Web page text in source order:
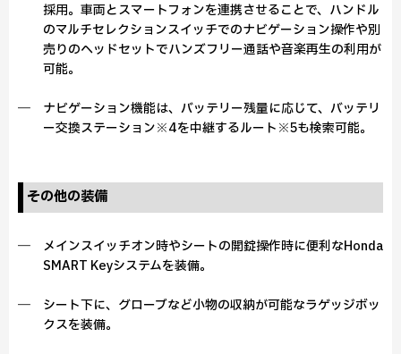
採用。車両とスマートフォンを連携させることで、ハンドル
のマルチセレクションスイッチでのナビゲーション操作や別
売りのヘッドセットでハンズフリー通話や音楽再生の利用が
可能。
― ナビゲーション機能は、バッテリー残量に応じて、バッテリ
ー交換ステーション※4を中継するルート※5も検索可能。
その他の装備
― メインスイッチオン時やシートの開錠操作時に便利なHonda
SMART Keyシステムを装備。
― シート下に、グローブなど小物の収納が可能なラゲッジボッ
クスを装備。